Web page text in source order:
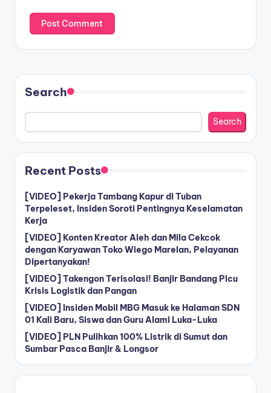
Search
Search
Recent Posts
[VIDEO] Pekerja Tambang Kapur di Tuban
Terpeleset, Insiden Soroti Pentingnya Keselamatan
Kerja
[VIDEO] Konten Kreator Aleh dan Mila Cekcok
dengan Karyawan Toko Wiego Marelan, Pelayanan
Dipertanyakan!
[VIDEO] Takengon Terisolasi! Banjir Bandang Picu
Krisis Logistik dan Pangan
[VIDEO] Insiden Mobil MBG Masuk ke Halaman SDN
01 Kali Baru, Siswa dan Guru Alami Luka-Luka
[VIDEO] PLN Pulihkan 100% Listrik di Sumut dan
Sumbar Pasca Banjir & Longsor